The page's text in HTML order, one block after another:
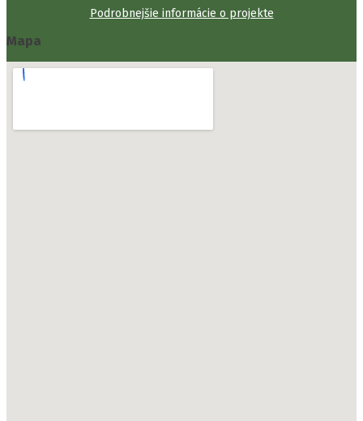
Podrobnejšie informácie o projekte
Mapa